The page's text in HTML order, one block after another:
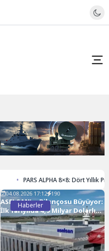
PARS ALPHA 8×8: Dört Yıllık Prototip
Haberler
04.08.2026 17:12 190
ASELSAN’ın Bilançosu Büyüyor:
İlk Yarıyılda 4,9 Milyar Dolarlık
Yeni Sözleşme